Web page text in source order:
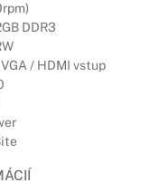
DDR3
/ HDMI vstup